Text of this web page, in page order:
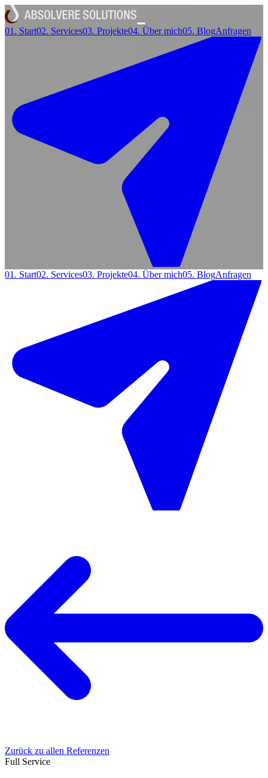
01. Start02. Services03. Projekte04. Über mich05. BlogAnfragen
01. Start02. Services03. Projekte04. Über mich05. BlogAnfragen
Zurück zu allen Referenzen
Full Service